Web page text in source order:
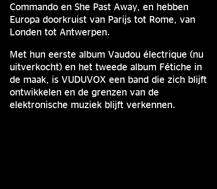
Commando en She Past Away, en hebben
Europa doorkruist van Parijs tot Rome, van
Londen tot Antwerpen.
Met hun eerste album Vaudou électrique (nu
uitverkocht) en het tweede album Fétiche in
de maak, is VUDUVOX een band die zich blijft
ontwikkelen en de grenzen van de
elektronische muziek blijft verkennen.